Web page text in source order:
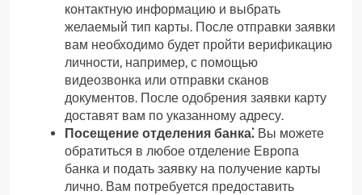
контактную информацию и выбрать
желаемый тип карты. После отправки заявки
вам необходимо будет пройти верификацию
личности, например, с помощью
видеозвонка или отправки сканов
документов. После одобрения заявки карту
доставят вам по указанному адресу.
Посещение отделения банка⁚ Вы можете
обратиться в любое отделение Европа
банка и подать заявку на получение карты
лично. Вам потребуется предоставить